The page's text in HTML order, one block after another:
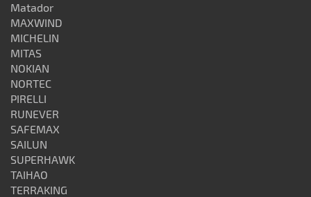
Matador
MAXWIND
MICHELIN
MITAS
NOKIAN
NORTEC
PIRELLI
RUNEVER
SAFEMAX
SAILUN
SUPERHAWK
TAIHAO
TERRAKING